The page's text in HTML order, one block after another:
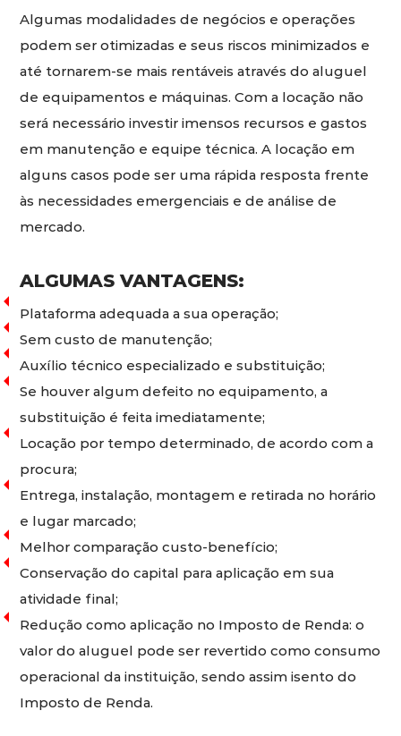
Algumas modalidades de negócios e operações
podem ser otimizadas e seus riscos minimizados e
até tornarem-se mais rentáveis através do aluguel
de equipamentos e máquinas. Com a locação não
será necessário investir imensos recursos e gastos
em manutenção e equipe técnica. A locação em
alguns casos pode ser uma rápida resposta frente
às necessidades emergenciais e de análise de
mercado.
ALGUMAS VANTAGENS:
Plataforma adequada a sua operação;
Sem custo de manutenção;
Auxílio técnico especializado e substituição;
Se houver algum defeito no equipamento, a
substituição é feita imediatamente;
Locação por tempo determinado, de acordo com a
procura;
Entrega, instalação, montagem e retirada no horário
e lugar marcado;
Melhor comparação custo-benefício;
Conservação do capital para aplicação em sua
atividade final;
Redução como aplicação no Imposto de Renda: o
valor do aluguel pode ser revertido como consumo
operacional da instituição, sendo assim isento do
Imposto de Renda.